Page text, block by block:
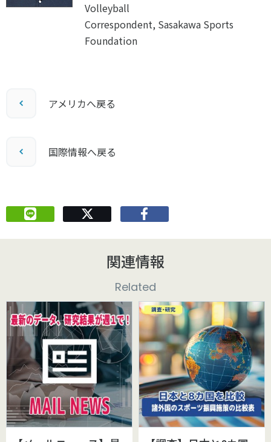
Volleyball
Correspondent, Sasakawa Sports
Foundation
アメリカへ戻る
国際情報へ戻る
関連情報
Related